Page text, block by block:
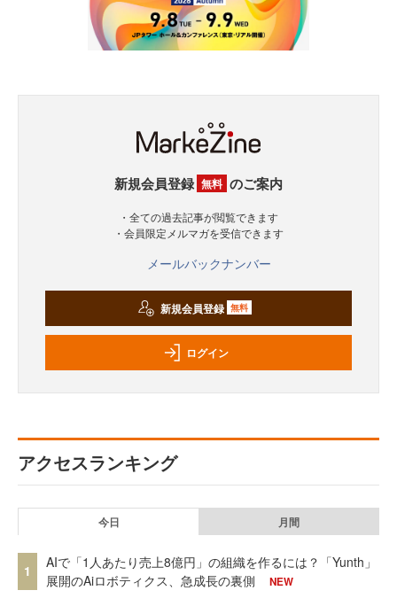
新規会員登録 無料 のご案内
・全ての過去記事が閲覧できます
・会員限定メルマガを受信できます
メールバックナンバー
新規会員登録 無料
ログイン
アクセスランキング
今日 月間
1
AIで「1人あたり売上8億円」の組織を作るには？「Yunth」
展開のAiロボティクス、急成長の裏側
NEW